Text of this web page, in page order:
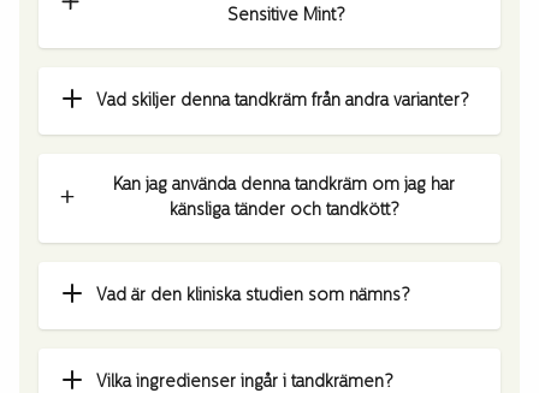
Sensitive Mint?
Vad skiljer denna tandkräm från andra varianter?
Kan jag använda denna tandkräm om jag har
känsliga tänder och tandkött?
Vad är den kliniska studien som nämns?
Vilka ingredienser ingår i tandkrämen?